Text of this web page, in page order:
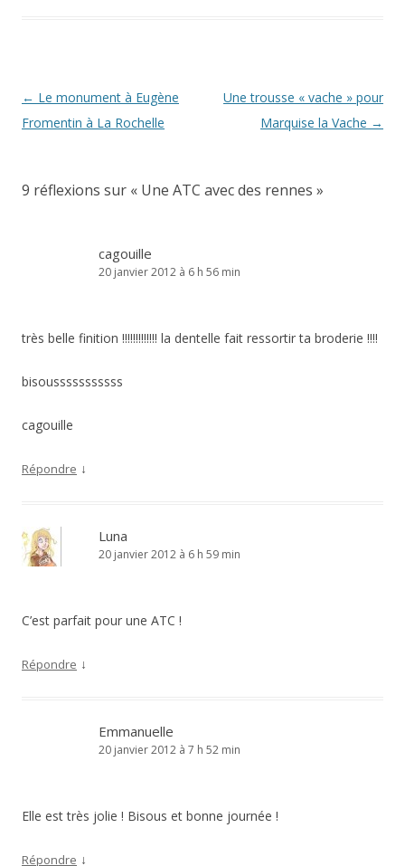
Navigation
des
← Le monument à Eugène
Fromentin à La Rochelle
Une trousse « vache » pour
Marquise la Vache →
9 réflexions sur « Une ATC avec des rennes »
cagouille
20 janvier 2012 à 6 h 56 min
très belle finition !!!!!!!!!!!!! la dentelle fait ressortir ta broderie !!!!
bisousssssssssss
cagouille
Répondre ↓
Luna
20 janvier 2012 à 6 h 59 min
C’est parfait pour une ATC !
Répondre ↓
Emmanuelle
20 janvier 2012 à 7 h 52 min
Elle est très jolie ! Bisous et bonne journée !
Répondre ↓